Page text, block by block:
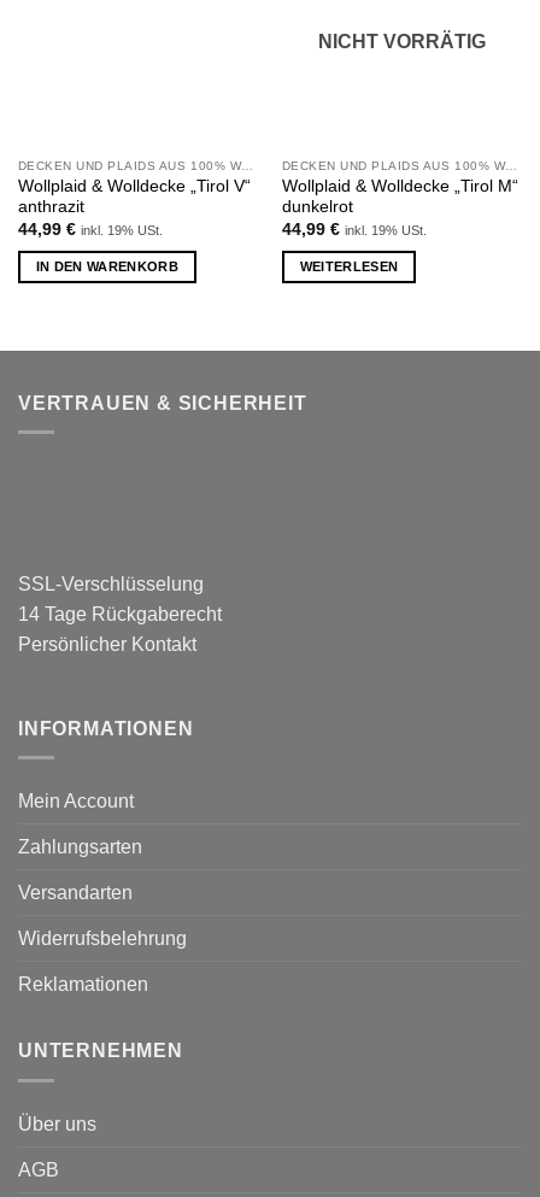
DECKEN UND PLAIDS AUS 100% WOLLE
Wollplaid & Wolldecke „Tirol V“
anthrazit
44,99 € inkl. 19% USt.
IN DEN WARENKORB
NICHT VORRÄTIG
DECKEN UND PLAIDS AUS 100% WOLLE
Wollplaid & Wolldecke „Tirol M“
dunkelrot
44,99 € inkl. 19% USt.
WEITERLESEN
VERTRAUEN & SICHERHEIT
SSL-Verschlüsselung
14 Tage Rückgaberecht
Persönlicher Kontakt
INFORMATIONEN
Mein Account
Zahlungsarten
Versandarten
Widerrufsbelehrung
Reklamationen
UNTERNEHMEN
Über uns
AGB